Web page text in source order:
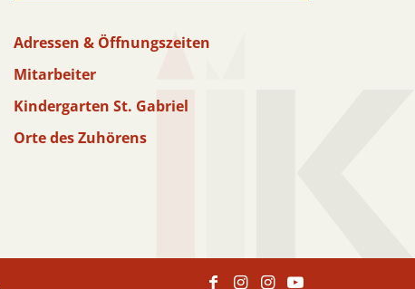
Adressen & Öffnungszeiten
Mitarbeiter
Kindergarten St. Gabriel
Orte des Zuhörens